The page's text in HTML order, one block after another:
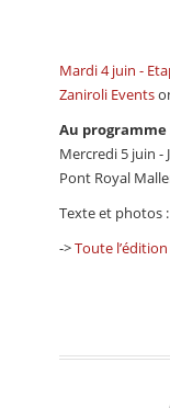
Mardi 4 juin -
Zaniroli Events
Au programme
Mercredi 5 juin -
Pont Royal
Texte et photos
->Toute